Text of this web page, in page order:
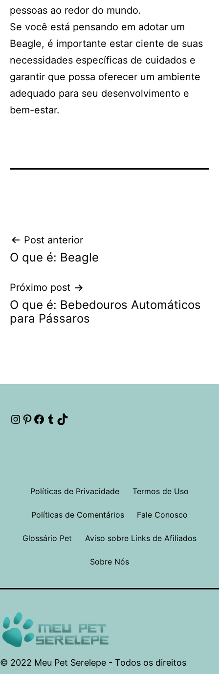
pessoas ao redor do mundo.
Se você está pensando em adotar um
Beagle, é importante estar ciente de suas
necessidades específicas de cuidados e
garantir que possa oferecer um ambiente
adequado para seu desenvolvimento e
bem-estar.
Navegação
de
Post
Post anterior
O que é: Beagle
Próximo post
O que é: Bebedouros Automáticos
para Pássaros
Instagram
Pinterest
Facebook
Tumblr
Políticas de Privacidade Termos de Uso
Políticas de Comentários Fale Conosco
Glossário Pet Aviso sobre Links de Afiliados
Sobre Nós
© 2022 Meu Pet Serelepe - Todos os direitos